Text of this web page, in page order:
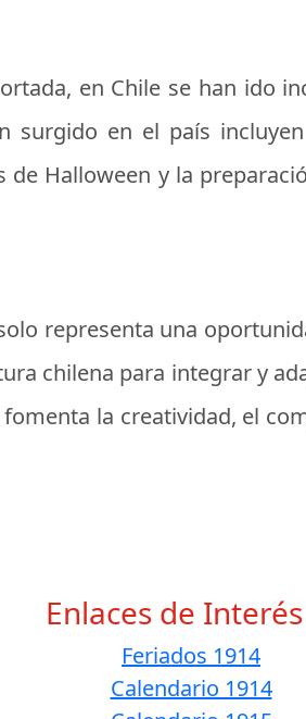
en Chile se han ido
surgido en el país
Halloween y la
representa una
chilena para integrar y
la creatividad, el
Enlaces de Interés
Feriados 1914
Calendario 1914